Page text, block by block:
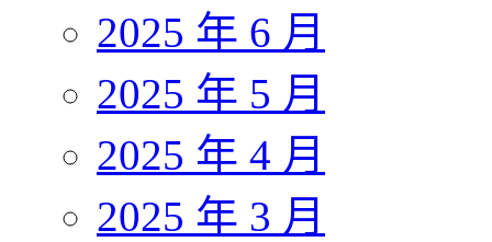
2025 年 6 月
2025 年 5 月
2025 年 4 月
2025 年 3 月